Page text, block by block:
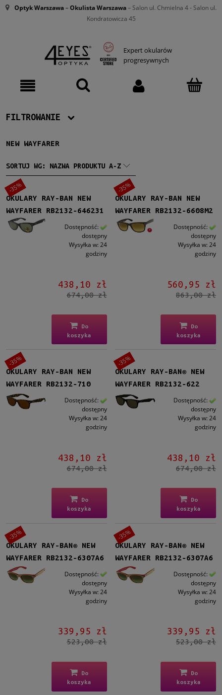
Optyk Warszawa–Okulista Warszawa– Salon ul. Chmielna 4 - Salon ul.
Kondratowicza 45
Expert okularów
progresywnych
FILTROWANIE
Producent
Ray-Ban (62)
Damskie
Damskie(62)
Męskie
(62)
Czarny
Brązowy/Beżowy
Niebieski(3)
Szary(5)
Violet(2)
(9)
Tak
Rodzaj
Pełne(62)
Możliwość montażu soczewek z korekcją
NEW WAYFARER
SORTUJ WG: NAZWA PRODUKTU A-Z
OKULARY RAY-BAN NEW
WAYFARER RB2132-646231
Dostępność:
dostępny
Wysyłka w: 24
godziny
438,10 zł
674,00 zł
Do
koszyka
-35%
OKULARY RAY-BAN NEW
WAYFARER RB2132-6608M2
Dostępność:
dostępny
Wysyłka w: 24
godziny
560,95 zł
863,00 zł
Do
koszyka
-35%
OKULARY RAY-BAN NEW
WAYFARER RB2132-710
Dostępność:
dostępny
Wysyłka w: 24
godziny
438,10 zł
674,00 zł
Do
koszyka
-35%
OKULARY RAY-BAN® NEW
WAYFARER RB2132-622
Dostępność:
dostępny
Wysyłka w: 24
godziny
438,10 zł
674,00 zł
Do
koszyka
-35%
OKULARY RAY-BAN® NEW
WAYFARER RB2132-6307A6
Dostępność:
dostępny
Wysyłka w: 24
godziny
339,95 zł
523,00 zł
Do
koszyka
-35%
OKULARY RAY-BAN® NEW
WAYFARER RB2132-6307A6
Dostępność:
dostępny
Wysyłka w: 24
godziny
339,95 zł
523,00 zł
Do
koszyka
-35%